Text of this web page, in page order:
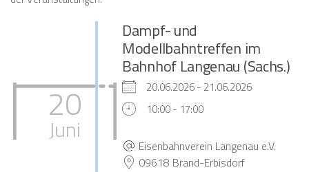
20
Juni
Dampf- und
Modellbahntreffen im
Bahnhof Langenau (Sachs.)
20.06.2026 - 21.06.2026
10:00 - 17:00
Eisenbahnverein Langenau e.V.
09618 Brand-Erbisdorf